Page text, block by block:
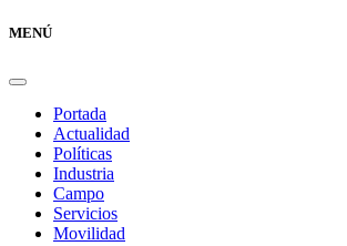
MENÚ
Portada
Actualidad
Políticas
Industria
Campo
Servicios
Movilidad